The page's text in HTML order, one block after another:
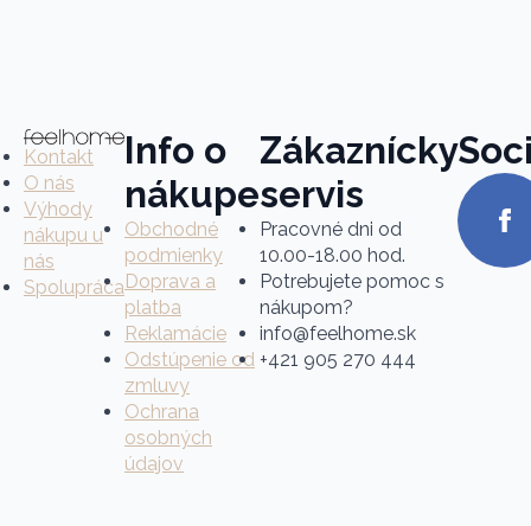
Kontakt
O nás
Výhody
nákupu u
nás
Spolupráca
Info o
nákupe
Obchodné
podmienky
Doprava a
platba
Reklamácie
Odstúpenie od
zmluvy
Ochrana
osobných
údajov
Zákaznícky
servis
Pracovné dni od
10.00-18.00 hod.
Potrebujete pomoc s
nákupom?
info@feelhome.sk
+421 905 270 444